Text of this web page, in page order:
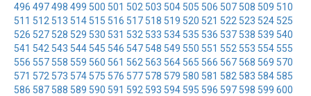
496 497498 499 500 501 502 503 504 505 506 507 508 509 510
511 512 513 514 515 516 517 518 519 520 521 522 523 524 525
526 527 528 529 530 531 532 533 534 535 536 537 538 539 540
541 542 543 544 545 546 547 548 549 550 551 552 553 554 555
556 557 558 559 560 561 562 563 564 565 566 567 568 569 570
571 572 573 574 575 576 577 578 579 580 581 582 583 584 585
586 587 588 589 590 591 592 593 594 595 596 597 598 599 600